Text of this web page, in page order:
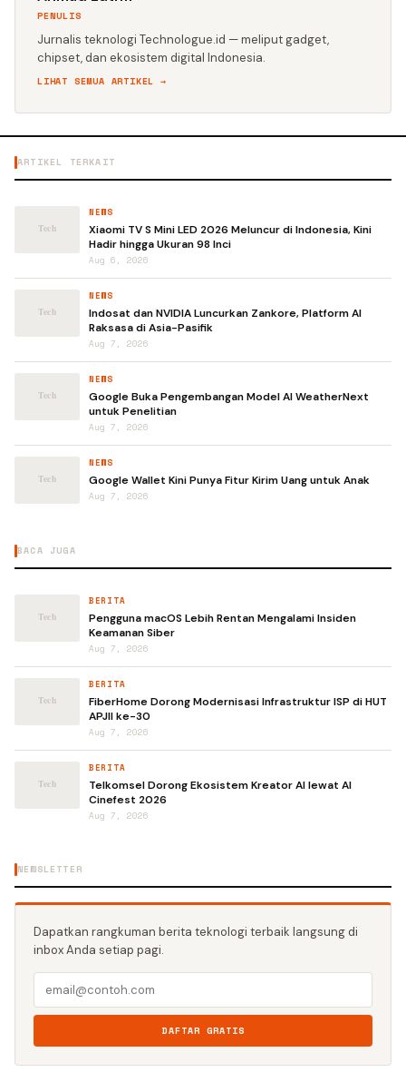
PENULIS
Jurnalis teknologi Technologue.id — meliput gadget,
chipset, dan ekosistem digital Indonesia.
LIHAT SEMUA ARTIKEL →
ARTIKEL TERKAIT
NEWS
Xiaomi TV S Mini LED 2026 Meluncur di Indonesia, Kini
Hadir hingga Ukuran 98 Inci
Aug 6, 2026
NEWS
Indosat dan NVIDIA Luncurkan Zankore, Platform AI
Raksasa di Asia-Pasifik
Aug 7, 2026
NEWS
Google Buka Pengembangan Model AI WeatherNext
untuk Penelitian
Aug 7, 2026
NEWS
Google Wallet Kini Punya Fitur Kirim Uang untuk Anak
Aug 7, 2026
BACA JUGA
BERITA
Pengguna macOS Lebih Rentan Mengalami Insiden
Keamanan Siber
Aug 7, 2026
BERITA
FiberHome Dorong Modernisasi Infrastruktur ISP di HUT
APJII ke-30
Aug 7, 2026
BERITA
Telkomsel Dorong Ekosistem Kreator AI lewat AI
Cinefest 2026
Aug 7, 2026
NEWSLETTER
Dapatkan rangkuman berita teknologi terbaik langsung di
inbox Anda setiap pagi.
DAFTAR GRATIS